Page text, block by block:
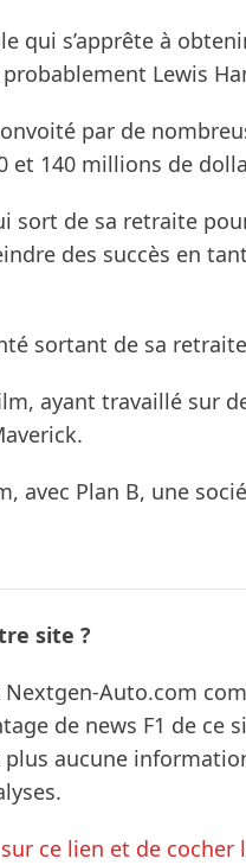
qui s’apprête à
Lewis
par de
et 140 millions de
sort de sa retraite
des succès en
sortant de sa
ayant travaillé sur
avec Plan B, une
site ?
Nextgen-Auto.com
de news F1 de ce
plus aucune
ce lien et de cocher